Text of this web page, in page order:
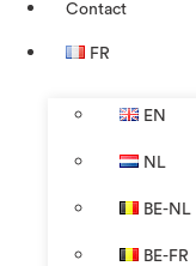
Contact
FR
EN
NL
BE-NL
BE-FR